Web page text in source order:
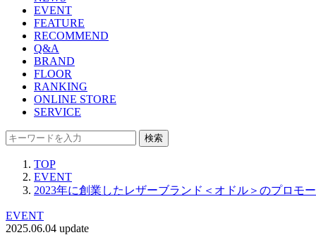
EVENT
FEATURE
RECOMMEND
Q&A
BRAND
FLOOR
RANKING
ONLINE STORE
SERVICE
検索
TOP
EVENT
2023年に創業したレザーブランド＜オドル＞のプロモ
EVENT
2025.06.04 update